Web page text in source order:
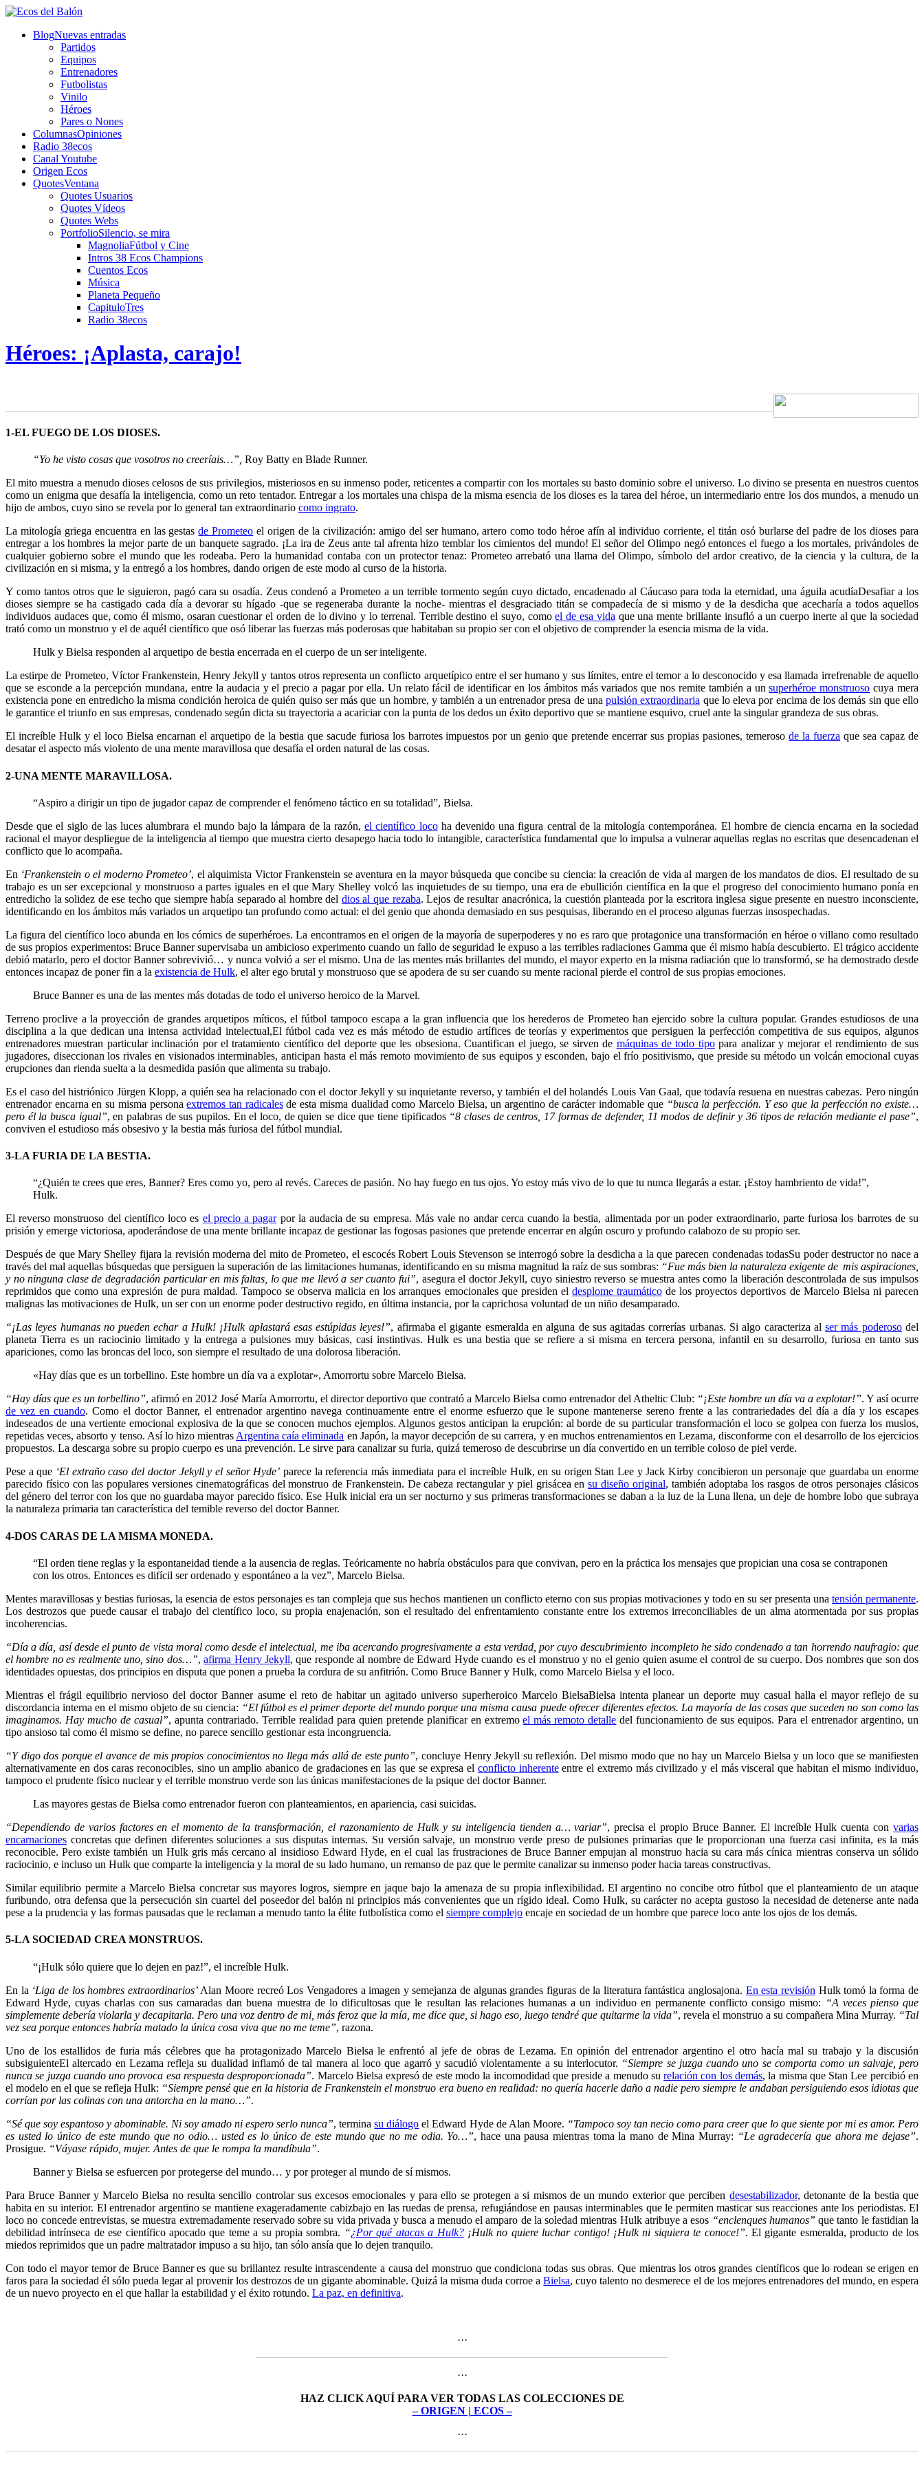
BlogNuevas entradas
Partidos
Equipos
Entrenadores
Futbolistas
Vinilo
Héroes
Pares o Nones
ColumnasOpiniones
Radio 38ecos
Canal Youtube
Origen Ecos
QuotesVentana
Quotes Usuarios
Quotes Vídeos
Quotes Webs
PortfolioSilencio, se mira
MagnoliaFútbol y Cine
Intros 38 Ecos Champions
Cuentos Ecos
Música
Planeta Pequeño
CapituloTres
Radio 38ecos
Héroes: ¡Aplasta, carajo!
1-EL FUEGO DE LOS DIOSES.
“Yo he visto cosas que vosotros no creeríais…”, Roy Batty en Blade Runner.
El mito muestra a menudo dioses celosos de sus privilegios, misteriosos en su inmenso poder, reticentes a compartir con los mortales su basto dominio sobre el universo. Lo divino se presenta en nuestros cuentos
como un enigma que desafía la inteligencia, como un reto tentador. Entregar a los mortales una chispa de la misma esencia de los dioses es la tarea del héroe, un intermediario entre los dos mundos, a menudo un
hijo de ambos, cuyo sino se revela por lo general tan extraordinario como ingrato.
La mitología griega encuentra en las gestasde Prometeo el origen de la civilización: amigo del ser humano, artero como todo héroe afín al individuo corriente, el titán osó burlarse del padre de los dioses para
entregar a los hombres la mejor parte de un banquete sagrado. ¡La ira de Zeus ante tal afrenta hizo temblar los cimientos del mundo! El señor del Olimpo negó entonces el fuego a los mortales, privándoles de
cualquier gobierno sobre el mundo que les rodeaba. Pero la humanidad contaba con un protector tenaz: Prometeo arrebató una llama del Olimpo, símbolo del ardor creativo, de la ciencia y la cultura, de la
civilización en si misma, y la entregó a los hombres, dando origen de este modo al curso de la historia.
Y como tantos otros que le siguieron, pagó cara su osadía. Zeus condenó a Prometeo a un terrible tormento según cuyo dictado, encadenado al Cáucaso para toda la eternidad, una águila acudíaDesafiar a los
dioses siempre se ha castigado cada día a devorar su hígado -que se regeneraba durante la noche- mientras el desgraciado titán se compadecía de si mismo y de la desdicha que acecharía a todos aquellos
individuos audaces que, como él mismo, osaran cuestionar el orden de lo divino y lo terrenal. Terrible destino el suyo, comoel de esa vidaque una mente brillante insufló a un cuerpo inerte al que la sociedad
trató como un monstruo y el de aquél científico que osó liberar las fuerzas más poderosas que habitaban su propio ser con el objetivo de comprender la esencia misma de la vida.
Hulk y Bielsa responden al arquetipo de bestia encerrada en el cuerpo de un ser inteligente.
La estirpe de Prometeo, Víctor Frankenstein, Henry Jekyll y tantos otros representa un conflicto arquetípico entre el ser humano y sus límites, entre el temor a lo desconocido y esa llamada irrefrenable de aquello
que se esconde a la percepción mundana, entre la audacia y el precio a pagar por ella. Un relato fácil de identificar en los ámbitos más variados que nos remite también a unsuperhéroe monstruoso cuya mera
existencia pone en entredicho la misma condición heroica de quién quiso ser más que un hombre, y también a un entrenador presa de una pulsión extraordinaria que lo eleva por encima de los demás sin que ello
le garantice el triunfo en sus empresas, condenado según dicta su trayectoria a acariciar con la punta de los dedos un éxito deportivo que se mantiene esquivo, cruel ante la singular grandeza de sus obras.
El increíble Hulk y el loco Bielsa encarnan el arquetipo de la bestia que sacude furiosa los barrotes impuestos por un genio que pretende encerrar sus propias pasiones, temerosode la fuerza que sea capaz de
desatar el aspecto más violento de una mente maravillosa que desafía el orden natural de las cosas.
2-UNA MENTE MARAVILLOSA.
“Aspiro a dirigir un tipo de jugador capaz de comprender el fenómeno táctico en su totalidad”, Bielsa.
Desde que el siglo de las luces alumbrara el mundo bajo la lámpara de la razón,el científico locoha devenido una figura central de la mitología contemporánea. El hombre de ciencia encarna en la sociedad
racional el mayor despliegue de la inteligencia al tiempo que muestra cierto desapego hacia todo lo intangible, característica fundamental que lo impulsa a vulnerar aquellas reglas no escritas que desencadenan el
conflicto que lo acompaña.
En ‘Frankenstein o el moderno Prometeo’, el alquimista Victor Frankenstein se aventura en la mayor búsqueda que concibe su ciencia: la creación de vida al margen de los mandatos de dios. El resultado de su
trabajo es un ser excepcional y monstruoso a partes iguales en el que Mary Shelley volcó las inquietudes de su tiempo, una era de ebullición científica en la que el progreso del conocimiento humano ponía en
entredicho la solidez de ese techo que siempre había separado al hombre del dios al que rezaba. Lejos de resultar anacrónica, la cuestión planteada por la escritora inglesa sigue presente en nuestro inconsciente,
identificando en los ámbitos más variados un arquetipo tan profundo como actual: el del genio que ahonda demasiado en sus pesquisas, liberando en el proceso algunas fuerzas insospechadas.
La figura del científico loco abunda en los cómics de superhéroes. La encontramos en el origen de la mayoría de superpoderes y no es raro que protagonice una transformación en héroe o villano como resultado
de sus propios experimentos: Bruce Banner supervisaba un ambicioso experimento cuando un fallo de seguridad le expuso a las terribles radiaciones Gamma que él mismo había descubierto. El trágico accidente
debió matarlo, pero el doctor Banner sobrevivió… y nunca volvió a ser el mismo. Una de las mentes más brillantes del mundo, el mayor experto en la misma radiación que lo transformó, se ha demostrado desde
entonces incapaz de poner fin a la existencia de Hulk, el alter ego brutal y monstruoso que se apodera de su ser cuando su mente racional pierde el control de sus propias emociones.
Bruce Banner es una de las mentes más dotadas de todo el universo heroico de la Marvel.
Terreno proclive a la proyección de grandes arquetipos míticos, el fútbol tampoco escapa a la gran influencia que los herederos de Prometeo han ejercido sobre la cultura popular. Grandes estudiosos de una
disciplina a la que dedican una intensa actividad intelectual,El fútbol cada vez es más método de estudio artífices de teorías y experimentos que persiguen la perfección competitiva de sus equipos, algunos
entrenadores muestran particular inclinación por el tratamiento científico del deporte que les obsesiona. Cuantifican el juego, se sirven de máquinas de todo tipopara analizar y mejorar el rendimiento de sus
jugadores, diseccionan los rivales en visionados interminables, anticipan hasta el más remoto movimiento de sus equipos y esconden, bajo el frío positivismo, que preside su método un volcán emocional cuyas
erupciones dan rienda suelta a la desmedida pasión que alimenta su trabajo.
Es el caso del histriónico Jürgen Klopp, a quién sea ha relacionado con el doctor Jekyll y su inquietante reverso, y también el del holandés Louis Van Gaal, que todavía resuena en nuestras cabezas. Pero ningún
entrenador encarna en su misma personaextremos tan radicalesde esta misma dualidad como Marcelo Bielsa, un argentino de carácter indomable que “busca la perfección. Y eso que la perfección no existe…
pero él la busca igual”, en palabras de sus pupilos. En el loco, de quien se dice que tiene tipificados “8 clases de centros, 17 formas de defender, 11 modos de definir y 36 tipos de relación mediante el pase”,
conviven el estudioso más obsesivo y la bestia más furiosa del fútbol mundial.
3-LA FURIA DE LA BESTIA.
“¿Quién te crees que eres, Banner? Eres como yo, pero al revés. Careces de pasión. No hay fuego en tus ojos. Yo estoy más vivo de lo que tu nunca llegarás a estar. ¡Estoy hambriento de vida!”,
Hulk.
El reverso monstruoso del científico loco es el precio a pagarpor la audacia de su empresa. Más vale no andar cerca cuando la bestia, alimentada por un poder extraordinario, parte furiosa los barrotes de su
prisión y emerge victoriosa, apoderándose de una mente brillante incapaz de gestionar las fogosas pasiones que pretende encerrar en algún oscuro y profundo calabozo de su propio ser.
Después de que Mary Shelley fijara la revisión moderna del mito de Prometeo, el escocés Robert Louis Stevenson se interrogó sobre la desdicha a la que parecen condenadas todasSu poder destructor no nace a
través del mal aquellas búsquedas que persiguen la superación de las limitaciones humanas, identificando en su misma magnitud la raíz de sus sombras: “Fue más bien la naturaleza exigente de mis aspiraciones,
y no ninguna clase de degradación particular en mis faltas, lo que me llevó a ser cuanto fui”, asegura el doctor Jekyll, cuyo siniestro reverso se muestra antes como la liberación descontrolada de sus impulsos
reprimidos que como una expresión de pura maldad. Tampoco se observa malicia en los arranques emocionales que presiden el desplome traumático de los proyectos deportivos de Marcelo Bielsa ni parecen
malignas las motivaciones de Hulk, un ser con un enorme poder destructivo regido, en última instancia, por la caprichosa voluntad de un niño desamparado.
“¡Las leyes humanas no pueden echar a Hulk! ¡Hulk aplastará esas estúpidas leyes!”, afirmaba el gigante esmeralda en alguna de sus agitadas correrías urbanas. Si algo caracteriza alser más poderosodel
planeta Tierra es un raciocinio limitado y la entrega a pulsiones muy básicas, casi instintivas. Hulk es una bestia que se refiere a si misma en tercera persona, infantil en su desarrollo, furiosa en tanto sus
apariciones, como las broncas del loco, son siempre el resultado de una dolorosa liberación.
«Hay días que es un torbellino. Este hombre un día va a explotar», Amorrortu sobre Marcelo Bielsa.
“Hay días que es un torbellino”, afirmó en 2012 José María Amorrortu, el director deportivo que contrató a Marcelo Bielsa como entrenador del Atheltic Club: “¡Este hombre un día va a explotar!”. Y así ocurre
de vez en cuando. Como el doctor Banner, el entrenador argentino navega continuamente entre el enorme esfuerzo que le supone mantenerse sereno frente a las contrariedades del día a día y los escapes
indeseados de una vertiente emocional explosiva de la que se conocen muchos ejemplos. Algunos gestos anticipan la erupción: al borde de su particular transformación el loco se golpea con fuerza los muslos,
repetidas veces, absorto y tenso. Así lo hizo mientrasArgentina caía eliminada en Japón, la mayor decepción de su carrera, y en muchos entrenamientos en Lezama, disconforme con el desarrollo de los ejercicios
propuestos. La descarga sobre su propio cuerpo es una prevención. Le sirve para canalizar su furia, quizá temeroso de descubrirse un día convertido en un terrible coloso de piel verde.
Pese a que ‘El extraño caso del doctor Jekyll y el señor Hyde’ parece la referencia más inmediata para el increíble Hulk, en su origen Stan Lee y Jack Kirby concibieron un personaje que guardaba un enorme
parecido físico con las populares versiones cinematográficas del monstruo de Frankenstein. De cabeza rectangular y piel grisácea ensu diseño original, también adoptaba los rasgos de otros personajes clásicos
del género del terror con los que no guardaba mayor parecido físico. Ese Hulk inicial era un ser nocturno y sus primeras transformaciones se daban a la luz de la Luna llena, un deje de hombre lobo que subraya
la naturaleza primaria tan característica del temible reverso del doctor Banner.
4-DOS CARAS DE LA MISMA MONEDA.
“El orden tiene reglas y la espontaneidad tiende a la ausencia de reglas. Teóricamente no habría obstáculos para que convivan, pero en la práctica los mensajes que propician una cosa se contraponen
con los otros. Entonces es difícil ser ordenado y espontáneo a la vez”, Marcelo Bielsa.
Mentes maravillosas y bestias furiosas, la esencia de estos personajes es tan compleja que sus hechos mantienen un conflicto eterno con sus propias motivaciones y todo en su ser presenta una tensión permanente.
Los destrozos que puede causar el trabajo del científico loco, su propia enajenación, son el resultado del enfrentamiento constante entre los extremos irreconciliables de un alma atormentada por sus propias
incoherencias.
“Día a día, así desde el punto de vista moral como desde el intelectual, me iba acercando progresivamente a esta verdad, por cuyo descubrimiento incompleto he sido condenado a tan horrendo naufragio: que
el hombre no es realmente uno, sino dos…”,afirma Henry Jekyll, que responde al nombre de Edward Hyde cuando es el monstruo y no el genio quien asume el control de su cuerpo. Dos nombres que son dos
identidades opuestas, dos principios en disputa que ponen a prueba la cordura de su anfitrión. Como Bruce Banner y Hulk, como Marcelo Bielsa y el loco.
Mientras el frágil equilibrio nervioso del doctor Banner asume el reto de habitar un agitado universo superheroico Marcelo BielsaBielsa intenta planear un deporte muy casual halla el mayor reflejo de su
discordancia interna en el mismo objeto de su ciencia: “El fútbol es el primer deporte del mundo porque una misma causa puede ofrecer diferentes efectos. La mayoría de las cosas que suceden no son como las
imaginamos. Hay mucho de casual”, apunta contrariado. Terrible realidad para quien pretende planificar en extremoel más remoto detalle del funcionamiento de sus equipos. Para el entrenador argentino, un
tipo ansioso tal como él mismo se define, no parece sencillo gestionar esta incongruencia.
“Y digo dos porque el avance de mis propios conocimientos no llega más allá de este punto”, concluye Henry Jekyll su reflexión. Del mismo modo que no hay un Marcelo Bielsa y un loco que se manifiesten
alternativamente en dos caras reconocibles, sino un amplio abanico de gradaciones en las que se expresa el conflicto inherenteentre el extremo más civilizado y el más visceral que habitan el mismo individuo,
tampoco el prudente físico nuclear y el terrible monstruo verde son las únicas manifestaciones de la psique del doctor Banner.
Las mayores gestas de Bielsa como entrenador fueron con planteamientos, en apariencia, casi suicidas.
“Dependiendo de varios factores en el momento de la transformación, el razonamiento de Hulk y su inteligencia tienden a… variar”, precisa el propio Bruce Banner. El increíble Hulk cuenta convarias
encarnaciones concretas que definen diferentes soluciones a sus disputas internas. Su versión salvaje, un monstruo verde preso de pulsiones primarias que le proporcionan una fuerza casi infinita, es la más
reconocible. Pero existe también un Hulk gris más cercano al insidioso Edward Hyde, en el cual las frustraciones de Bruce Banner empujan al monstruo hacia su cara más cínica mientras conserva un sólido
raciocinio, e incluso un Hulk que comparte la inteligencia y la moral de su lado humano, un remanso de paz que le permite canalizar su inmenso poder hacia tareas constructivas.
Similar equilibrio permite a Marcelo Bielsa concretar sus mayores logros, siempre en jaque bajo la amenaza de su propia inflexibilidad. El argentino no concibe otro fútbol que el planteamiento de un ataque
furibundo, otra defensa que la persecución sin cuartel del poseedor del balón ni principios más convenientes que un rígido ideal. Como Hulk, su carácter no acepta gustoso la necesidad de detenerse ante nada
pese a la prudencia y las formas pausadas que le reclaman a menudo tanto la élite futbolística como el siempre complejo encaje en sociedad de un hombre que parece loco ante los ojos de los demás.
5-LA SOCIEDAD CREA MONSTRUOS.
“¡Hulk sólo quiere que lo dejen en paz!”, el increíble Hulk.
En la ‘Liga de los hombres extraordinarios’Alan Moore recreó Los Vengadores a imagen y semejanza de algunas grandes figuras de la literatura fantástica anglosajona. En esta revisión Hulk tomó la forma de
Edward Hyde, cuyas charlas con sus camaradas dan buena muestra de lo dificultosas que le resultan las relaciones humanas a un individuo en permanente conflicto consigo mismo: “A veces pienso que
simplemente debería violarla y decapitarla. Pero una voz dentro de mi, más feroz que la mía, me dice que, si hago eso, luego tendré que quitarme la vida”, revela el monstruo a su compañera Mina Murray. “Tal
vez sea porque entonces habría matado la única cosa viva que no me teme”, razona.
Uno de los estallidos de furia más célebres que ha protagonizado Marcelo Bielsa le enfrentó al jefe de obras de Lezama. En opinión del entrenador argentino el otro hacía mal su trabajo y la discusión
subsiguienteEl altercado en Lezama refleja su dualidad inflamó de tal manera al loco que agarró y sacudió violentamente a su interlocutor. “Siempre se juzga cuando uno se comporta como un salvaje, pero
nunca se juzga cuando uno provoca esa respuesta desproporcionada”. Marcelo Bielsa expresó de este modo la incomodidad que preside a menudo surelación con los demás, la misma que Stan Lee percibió en
el modelo en el que se refleja Hulk: “Siempre pensé que en la historia de Frankenstein el monstruo era bueno en realidad: no quería hacerle daño a nadie pero siempre le andaban persiguiendo esos idiotas que
corrían por las colinas con una antorcha en la mano…”.
“Sé que soy espantoso y abominable. Ni soy amado ni espero serlo nunca”, terminasu diálogo el Edward Hyde de Alan Moore. “Tampoco soy tan necio como para creer que lo que siente por mi es amor. Pero
es usted lo único de este mundo que no odio… usted es lo único de este mundo que no me odia. Yo…”, hace una pausa mientras toma la mano de Mina Murray: “Le agradecería que ahora me dejase”.
Prosigue. “Váyase rápido, mujer. Antes de que le rompa la mandíbula”.
Banner y Bielsa se esfuercen por protegerse del mundo… y por proteger al mundo de sí mismos.
Para Bruce Banner y Marcelo Bielsa no resulta sencillo controlar sus excesos emocionales y para ello se protegen a si mismos de un mundo exterior que perciben desestabilizador, detonante de la bestia que
habita en su interior. El entrenador argentino se mantiene exageradamente cabizbajo en las ruedas de prensa, refugiándose en pausas interminables que le permiten masticar sus reacciones ante los periodistas. El
loco no concede entrevistas, se muestra extremadamente reservado sobre su vida privada y busca a menudo el amparo de la soledad mientras Hulk atribuye a esos “enclenques humanos” que tanto le fastidian la
debilidad intrínseca de ese científico apocado que teme a su propia sombra. “¿Por qué atacas a Hulk?¡Hulk no quiere luchar contigo! ¡Hulk ni siquiera te conoce!”. El gigante esmeralda, producto de los
miedos reprimidos que un padre maltratador impuso a su hijo, tan sólo ansía que lo dejen tranquilo.
Con todo el mayor temor de Bruce Banner es que su brillantez resulte intrascendente a causa del monstruo que condiciona todas sus obras. Que mientras los otros grandes científicos que lo rodean se erigen en
faros para la sociedad él sólo pueda legar al provenir los destrozos de un gigante abominable. Quizá la misma duda corroe aBielsa, cuyo talento no desmerece el de los mejores entrenadores del mundo, en espera
de un nuevo proyecto en el que hallar la estabilidad y el éxito rotundo. La paz, en definitiva.
···
···
HAZ CLICK AQUÍ PARA VER TODAS LAS COLECCIONES DE
– ORIGEN | ECOS –
···